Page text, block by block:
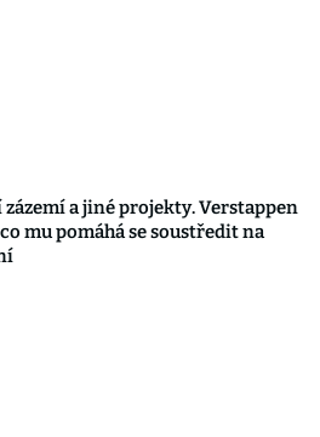
zázemí a jiné projekty. Verstappen
mu pomáhá se soustředit na